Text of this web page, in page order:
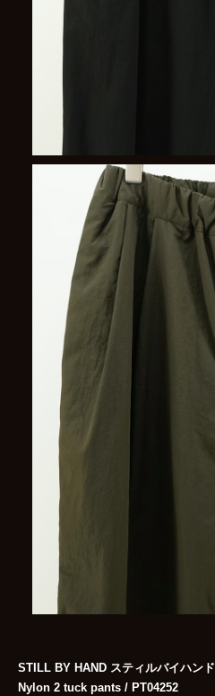
STILL BY HAND スティルバイハンド
Nylon 2 tuck pants / PT04252